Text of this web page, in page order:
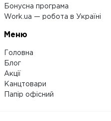
Бонусна програма
Work.ua — робота в Україні
Меню
Головна
Блог
Акції
Канцтовари
Папір офісний